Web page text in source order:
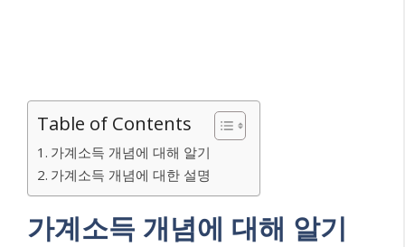
Table of Contents
가계소득 개념에 대해 알기
가계소득 개념에 대한 설명
가계소득 개념에 대해 알기